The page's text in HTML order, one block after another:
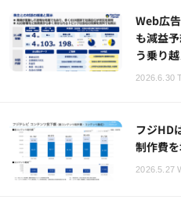
Web広
も減益
う乗り
2026.6.30
フジHD
制作費
2026.5.27